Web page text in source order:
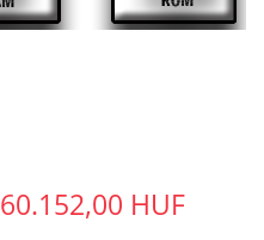
60.152,00 HUF